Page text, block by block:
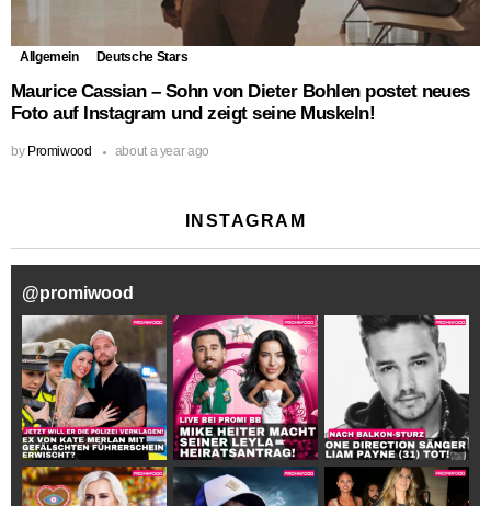
Allgemein Deutsche Stars
Maurice Cassian – Sohn von Dieter Bohlen postet neues
Foto auf Instagram und zeigt seine Muskeln!
by Promiwood about a year ago
INSTAGRAM
@promiwood